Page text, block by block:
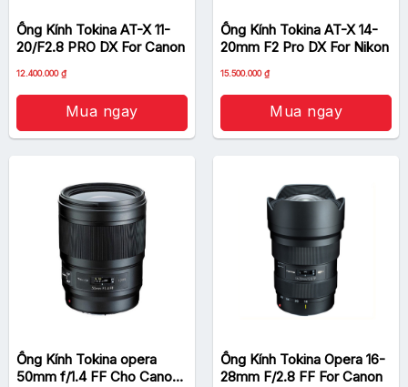
Ống Kính Tokina AT-X 11-
20/F2.8 PRO DX For Canon
Giá
là:
13.900.000 ₫.
12.400.000₫Giá
hiện
tại
là:
12.400.000 ₫.
Mua ngay
Ống Kính Tokina AT-X 14-
20mm F2 Pro DX For Nikon
Giá
là:
16.000.000 ₫.
15.500.000₫Giá
hiện
tại
là:
15.500.000 ₫.
Mua ngay
Ống Kính Tokina opera
50mm f/1.4 FF Cho Canon
Ống Kính Tokina Opera 16-
28mm F/2.8 FF For Canon